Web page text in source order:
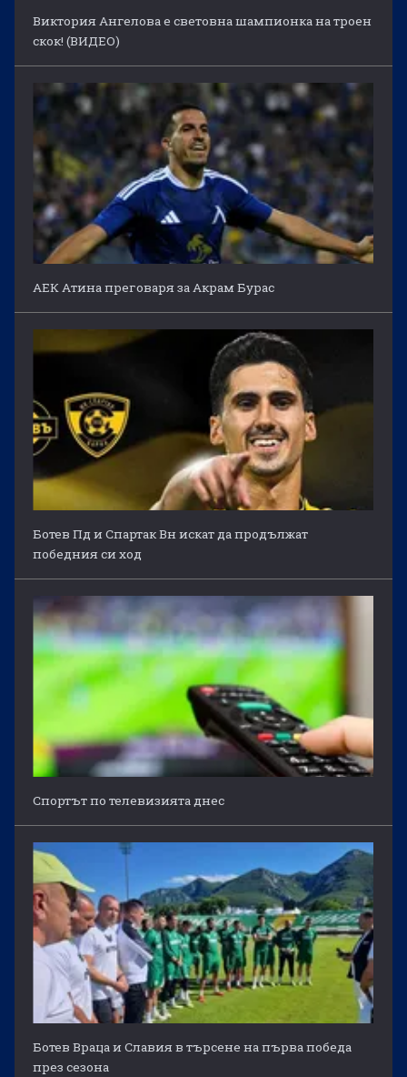
Виктория Ангелова е световна шампионка на троен
скок! (ВИДЕО)
АЕК Атина преговаря за Акрам Бурас
Ботев Пд и Спартак Вн искат да продължат
победния си ход
Спортът по телевизията днес
Ботев Враца и Славия в търсене на първа победа
през сезона